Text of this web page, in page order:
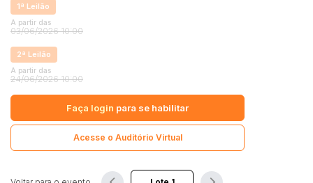
Apartamentos
Casa
Comercial
Hotel
Imovel
Lote/Trreno
Ponto Comercial
Faixa de valor
R$
1ª Leilão
A partir das
03/06/2026 10:00
2ª Leilão
A partir das
24/06/2026 10:00
Faça login para se habilitar
Acesse o Auditório Virtual